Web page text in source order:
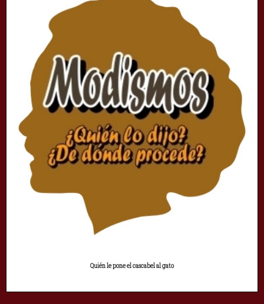
Quién le pone el cascabel al gato